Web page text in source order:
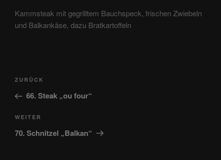
Kammsteak mit gegrilltem Bauchspeck, frischen Zwiebeln
und Balkankäse, dazu Bratkartoffeln
Beitragsnavigation
Vorheriger
Beitrag
ZURÜCK
66. Steak „ou four“
Nächster
Beitrag
WEITER
70. Schnitzel „Balkan“